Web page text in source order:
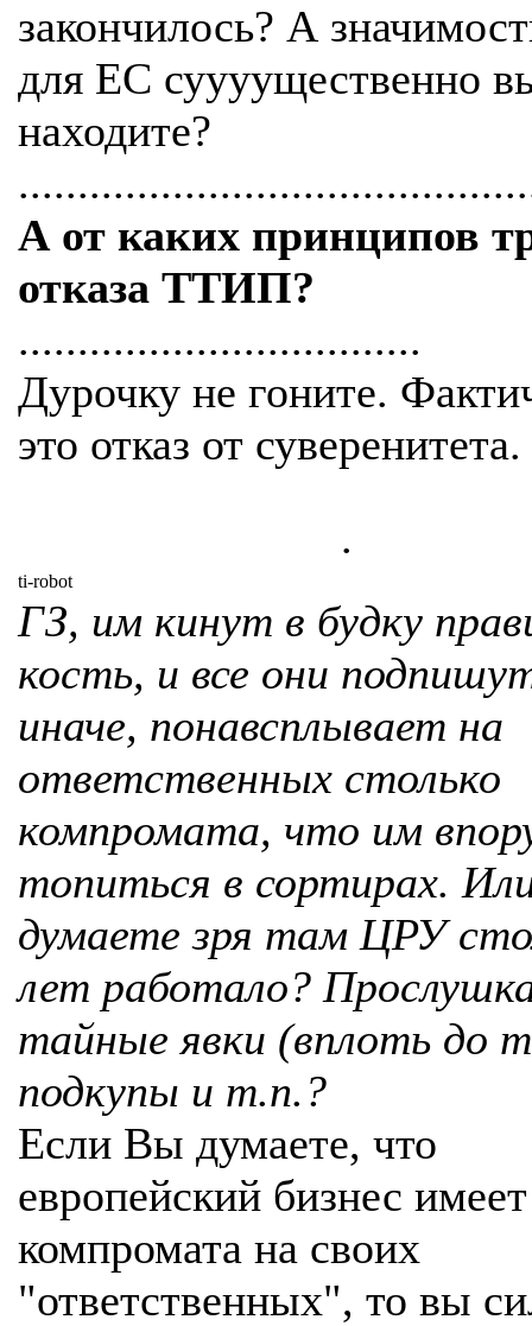
закончилось? А
для ЕС суууущественно
находите?
А от каких принципов
отказа ТТИП?
..................................
Дурочку не гоните.
это отказ от суверенитета.
.
ti-robot
ГЗ, им кинут в будку
кость, и все они
иначе, понавсплывает на
ответственных столько
компромата, что им
топиться в сортирах.
думаете зря там ЦРУ
лет работало?
тайные явки (вплоть до
подкупы и т.п.?
Если Вы думаете, что
европейский бизнес
компромата на своих
"ответственных", то вы